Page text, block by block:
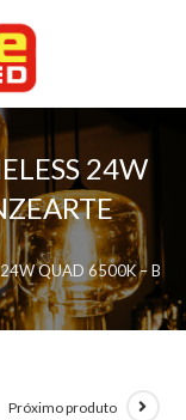
24W
QUAD 6500K –
Próximo produto